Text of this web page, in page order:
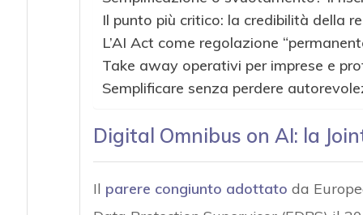
Il punto più critico: la credibilità della
L’AI Act come regolazione
Take away operativi per imprese e
Semplificare senza perdere
Digital Omnibus on AI: la
Il parere congiunto adottato da